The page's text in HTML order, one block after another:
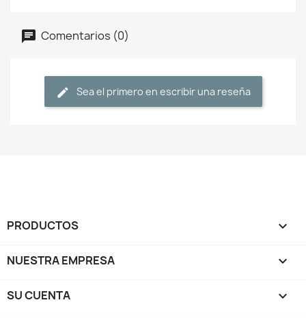
Comentarios (0)
Sea el primero en escribir una reseña
PRODUCTOS 
NUESTRA EMPRESA 
SU CUENTA 